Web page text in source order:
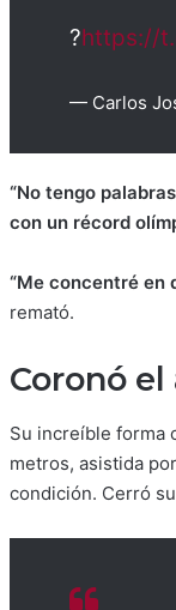
?https://
— Carlos
“No tengo
con un récord
“Me concentré en
remató.
Coronó
Su increíble forma
metros, asistida
condición. Cerró